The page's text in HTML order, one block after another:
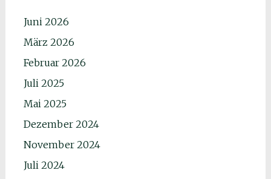
Juni 2026
März 2026
Februar 2026
Juli 2025
Mai 2025
Dezember 2024
November 2024
Juli 2024